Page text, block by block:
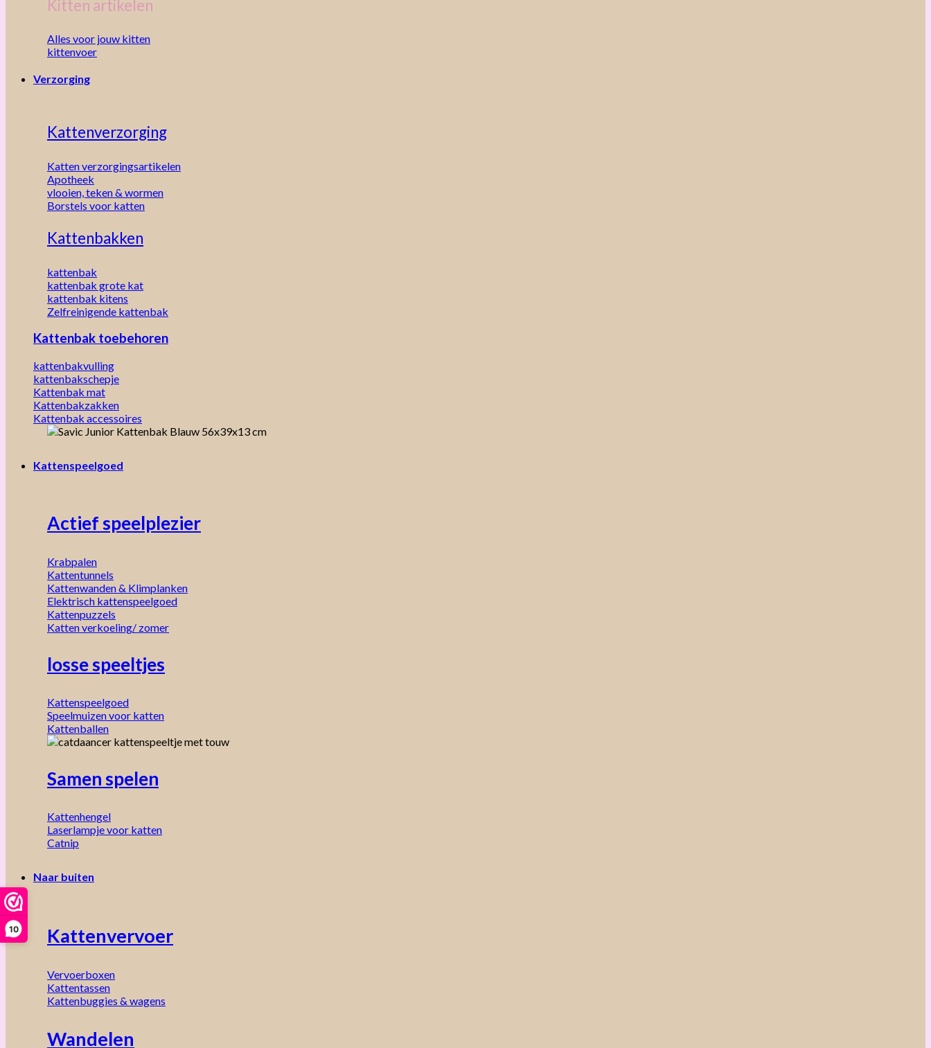
10
Kitten artikelen
Alles voor jouw kitten
kittenvoer
Verzorging
Kattenverzorging
Katten verzorgingsartikelen
Apotheek
vlooien, teken & wormen
Borstels voor katten
Kattenbakken
kattenbak
kattenbak grote kat
kattenbak kitens
Zelfreinigende kattenbak
Kattenbak toebehoren
kattenbakvulling
kattenbakschepje
Kattenbak mat
Kattenbakzakken
Kattenbak accessoires
Kattenspeelgoed
Actief speelplezier
Krabpalen
Kattentunnels
Kattenwanden & Klimplanken
Elektrisch kattenspeelgoed
Kattenpuzzels
Katten verkoeling/ zomer
losse speeltjes
Kattenspeelgoed
Speelmuizen voor katten
Kattenballen
Samen spelen
Kattenhengel
Laserlampje voor katten
Catnip
Naar buiten
Kattenvervoer
Vervoerboxen
Kattentassen
Kattenbuggies & wagens
Wandelen